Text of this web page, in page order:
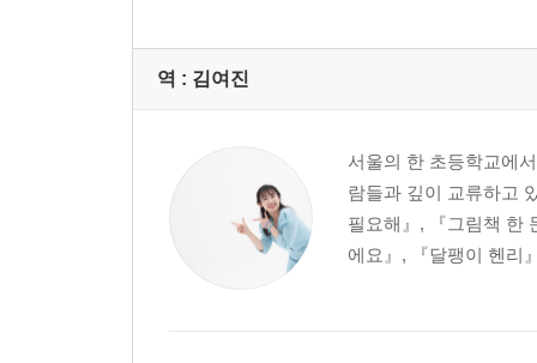
역 : 김여진
서울의 한 초등학교에
람들과 깊이 교류하고
필요해』, 『그림책 한
에요』, 『달팽이 헨리